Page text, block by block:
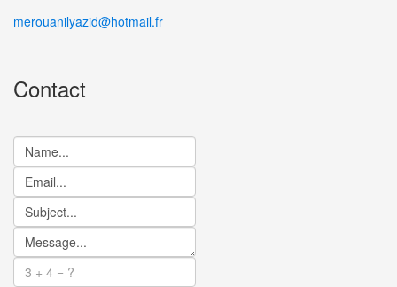
merouanilyazid@hotmail.fr
Contact